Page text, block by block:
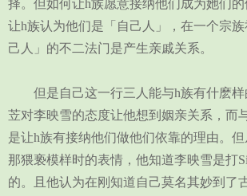
择。但如何让h族愿意接纳他们成为她们
让h族认为他们是「自己人」，在一个宗
己人」的不二法门是产生亲戚关系。
但是自己这一行三人能与h族有什麽样
苙对李映雪的态度让他想到姻亲关系，而
是让h族有接纳他们做他们依靠的理由。
那猥亵模样时的表情，他知道李映雪是打
的。且他认为在刚知道自己莫名其妙到了